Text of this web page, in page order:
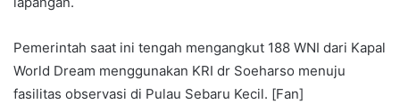
Pemerintah saat ini tengah mengangkut 188 WNI dari Kapal
World Dream menggunakan KRI dr Soeharso menuju
fasilitas observasi di Pulau Sebaru Kecil. [Fan]